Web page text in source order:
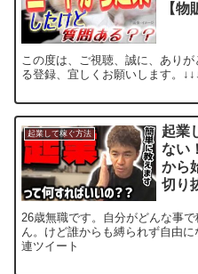
【物
この度は、ご視聴、誠に、あり
る登録、宜しくお願いします。
起業して稼ぐ方法
起業
ない
から
切り
26歳無職です。自分がどんな事
ん。けど誰からも縛られず自由
連ツイート